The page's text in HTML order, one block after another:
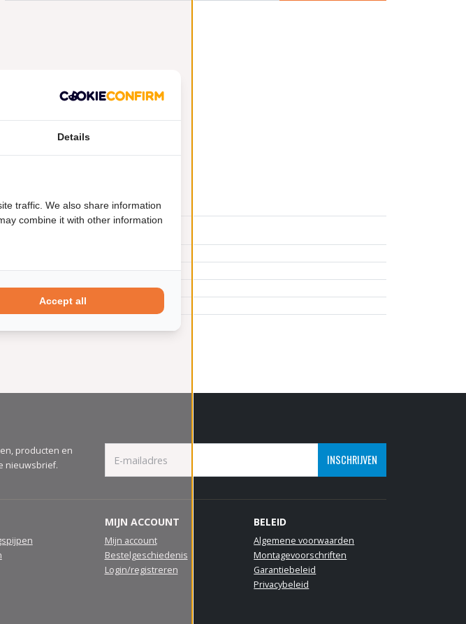
producten en
nieuwsbrief.
INSCHRIJVEN
MIJN ACCOUNT
Mijn account
Bestelgeschiedenis
Login/registreren
BELEID
Algemene voorwaarden
Montagevoorschriften
Garantiebeleid
Privacybeleid
Details
traffic. We also share information
combine it with other information
Accept all